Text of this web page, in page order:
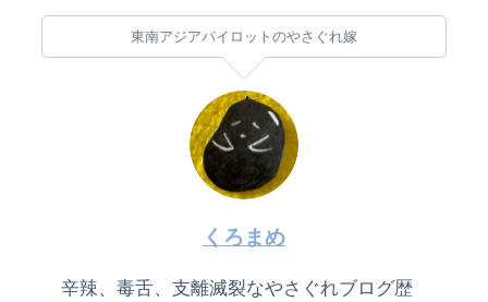
東南アジアパイロットのやさぐれ嫁
くろまめ
辛辣、毒舌、支離滅裂なやさぐれブログ歴